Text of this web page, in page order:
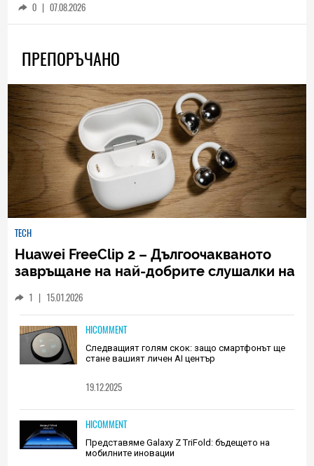
0 | 07.08.2026
ПРЕПОРЪЧАНО
TECH
Huawei FreeClip 2 – Дългоочакваното
завръщане на най-добрите слушалки на
1 | 15.01.2026
HICOMMENT
Следващият голям скок: защо смартфонът ще
стане вашият личен AI център
19.12.2025
HICOMMENT
Представяме Galaxy Z TriFold: бъдещето на
мобилните иновации